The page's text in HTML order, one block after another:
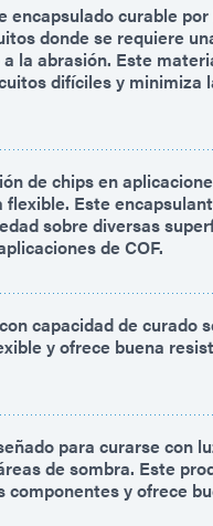
encapsulado curable
donde se requiere
la abrasión. Este
difíciles y minimiza
de chips en
Este
sobre diversas
de COF.
capacidad de curado
y ofrece buena
para curarse con
de sombra. Este
y ofrece